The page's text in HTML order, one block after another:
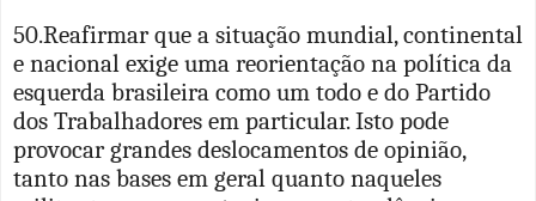
50.Reafirmar que a situação mundial, continental
e nacional exige uma reorientação na política da
esquerda brasileira como um todo e do Partido
dos Trabalhadores em particular. Isto pode
provocar grandes deslocamentos de opinião,
tanto nas bases em geral quanto naqueles